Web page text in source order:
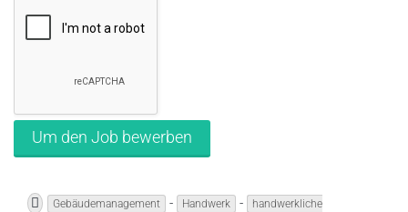
Gebäudemanagement - Handwerk -
handwerkliche